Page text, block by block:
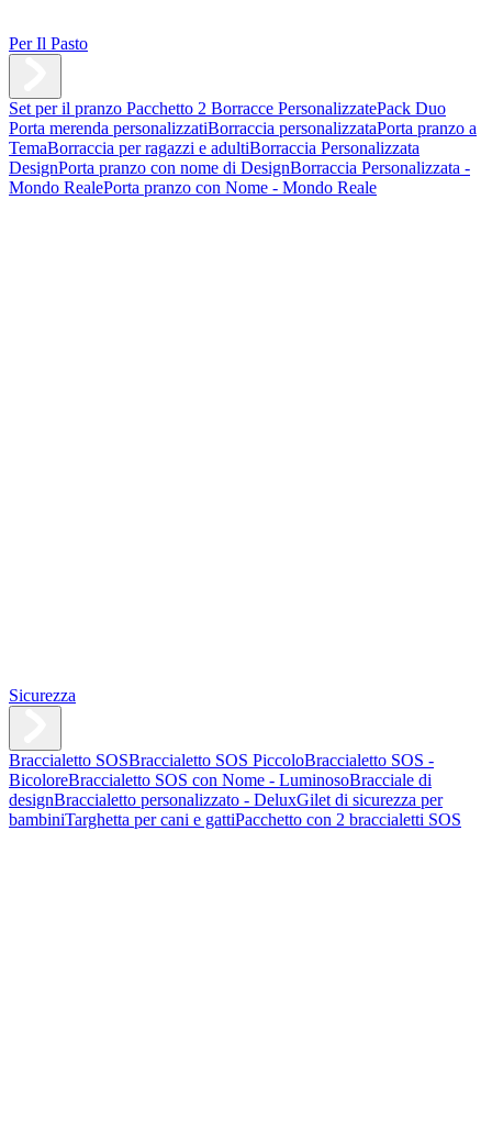
Per Il Pasto
Set per il pranzo Pacchetto 2 Borracce PersonalizzatePack Duo
Porta merenda personalizzatiBorraccia personalizzataPorta pranzo a
TemaBorraccia per ragazzi e adultiBorraccia Personalizzata
DesignPorta pranzo con nome di DesignBorraccia Personalizzata -
Mondo RealePorta pranzo con Nome - Mondo Reale
Sicurezza
Braccialetto SOSBraccialetto SOS PiccoloBraccialetto SOS -
BicoloreBraccialetto SOS con Nome - LuminosoBracciale di
designBraccialetto personalizzato - DeluxGilet di sicurezza per
bambiniTarghetta per cani e gattiPacchetto con 2 braccialetti SOS